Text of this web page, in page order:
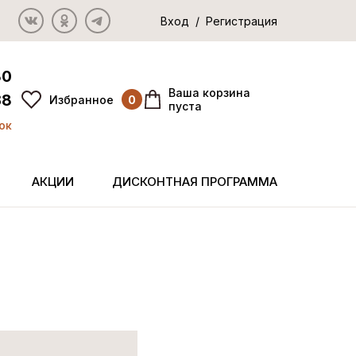
Вход / Регистрация
Избранное 0
Ваша корзина
пуста
АКЦИИ ДИСКОНТНАЯ ПРОГРАММА